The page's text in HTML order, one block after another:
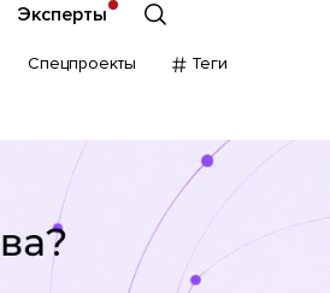
Эксперты
Спецпроекты Теги